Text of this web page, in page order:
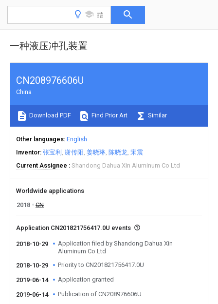
一种液压冲孔装置
CN208976606U
China
Download PDF Find Prior Art Similar
Other languages English
Inventor 张宝利 谢传阳 姜晓琳 陈晓龙 宋震
Current Assignee
Shandong Dahua Xin Aluminum Co Ltd
Worldwide applications
2018
CN
Application CN201821756417.0U events
2018-10-29
Application filed by Shandong Dahua Xin
Aluminum Co Ltd
2018-10-29
Priority to CN201821756417.0U
2019-06-14 Application granted
2019-06-14 Publication of CN208976606U